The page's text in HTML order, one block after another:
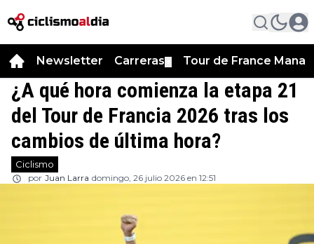
Newsletter Carreras Tour de France
¿A qué hora comienza la etapa 21
del Tour de Francia 2026 tras los
cambios de última hora?
Ciclismo
por Juan Larra domingo, 26 julio 2026 en 12:51